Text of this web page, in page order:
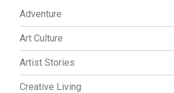
Adventure
Art Culture
Artist Stories
Creative Living